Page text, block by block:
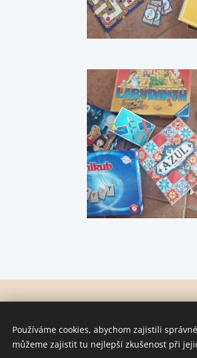
Používáme cookies, abychom zajistili
můžeme zajistit tu nejlepší zkušenost při